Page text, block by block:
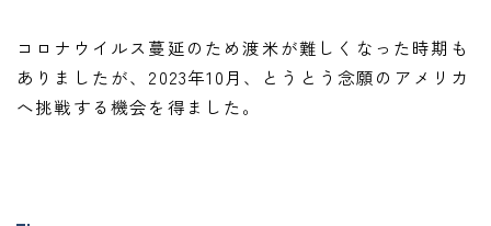
コロナウイルス蔓延のため渡米が難しくなった時期も
ありましたが、2023年10月、とうとう念願のアメリカ
へ挑戦する機会を得ました。